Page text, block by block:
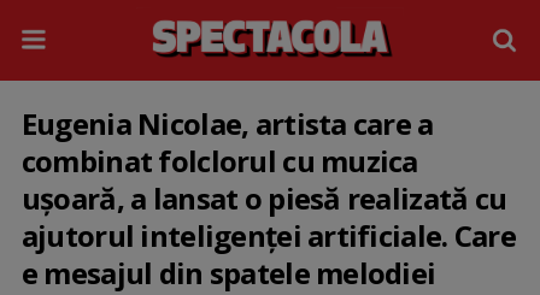
Eugenia Nicolae, artista care a
combinat folclorul cu muzica
ușoară, a lansat o piesă realizată cu
ajutorul inteligenței artificiale. Care
e mesajul din spatele melodiei